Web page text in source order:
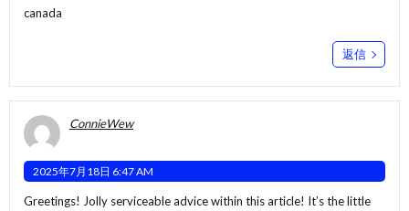
canada
返信
ConnieWew
2025年7月18日 6:47 AM
Greetings! Jolly serviceable advice within this article! It’s the little